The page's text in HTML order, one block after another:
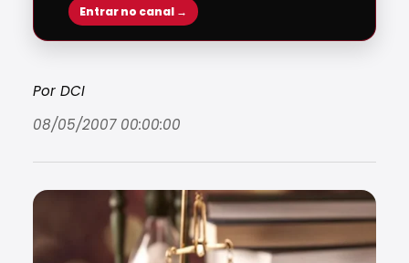
Entrar no canal →
Por DCI
08/05/2007 00:00:00